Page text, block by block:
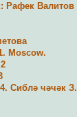
Рафек Валитов
Moscow.
Сиблә чәчәк